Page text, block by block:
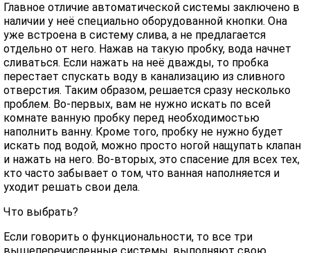
Главное отличие автоматической системы заключено в
наличии у неё специально оборудованной кнопки. Она
уже встроена в систему слива, а не предлагается
отдельно от него. Нажав на такую пробку, вода начнет
сливаться. Если нажать на неё дважды, то пробка
перестает спускать воду в канализацию из сливного
отверстия. Таким образом, решается сразу несколько
проблем. Во-первых, вам не нужно искать по всей
комнате ванную пробку перед необходимостью
наполнить ванну. Кроме того, пробку не нужно будет
искать под водой, можно просто ногой нащупать клапан
и нажать на него. Во-вторых, это спасение для всех тех,
кто часто забывает о том, что ванная наполняется и
уходит решать свои дела.
Что выбрать?
Если говорить о функциональности, то все три